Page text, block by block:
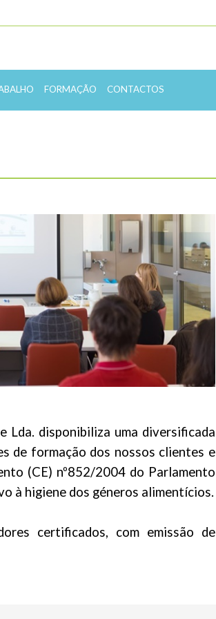
FORMAÇÃO CONTACTOS
disponibiliza uma diversificada
de formação dos nossos clientes e
(CE) nº852/2004 do Parlamento
à higiene dos géneros alimentícios.
certificados, com emissão de